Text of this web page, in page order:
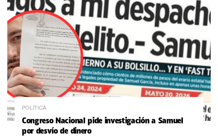
POLÍTICA
Congreso Nacional pide investigación a Samuel
por desvío de dinero